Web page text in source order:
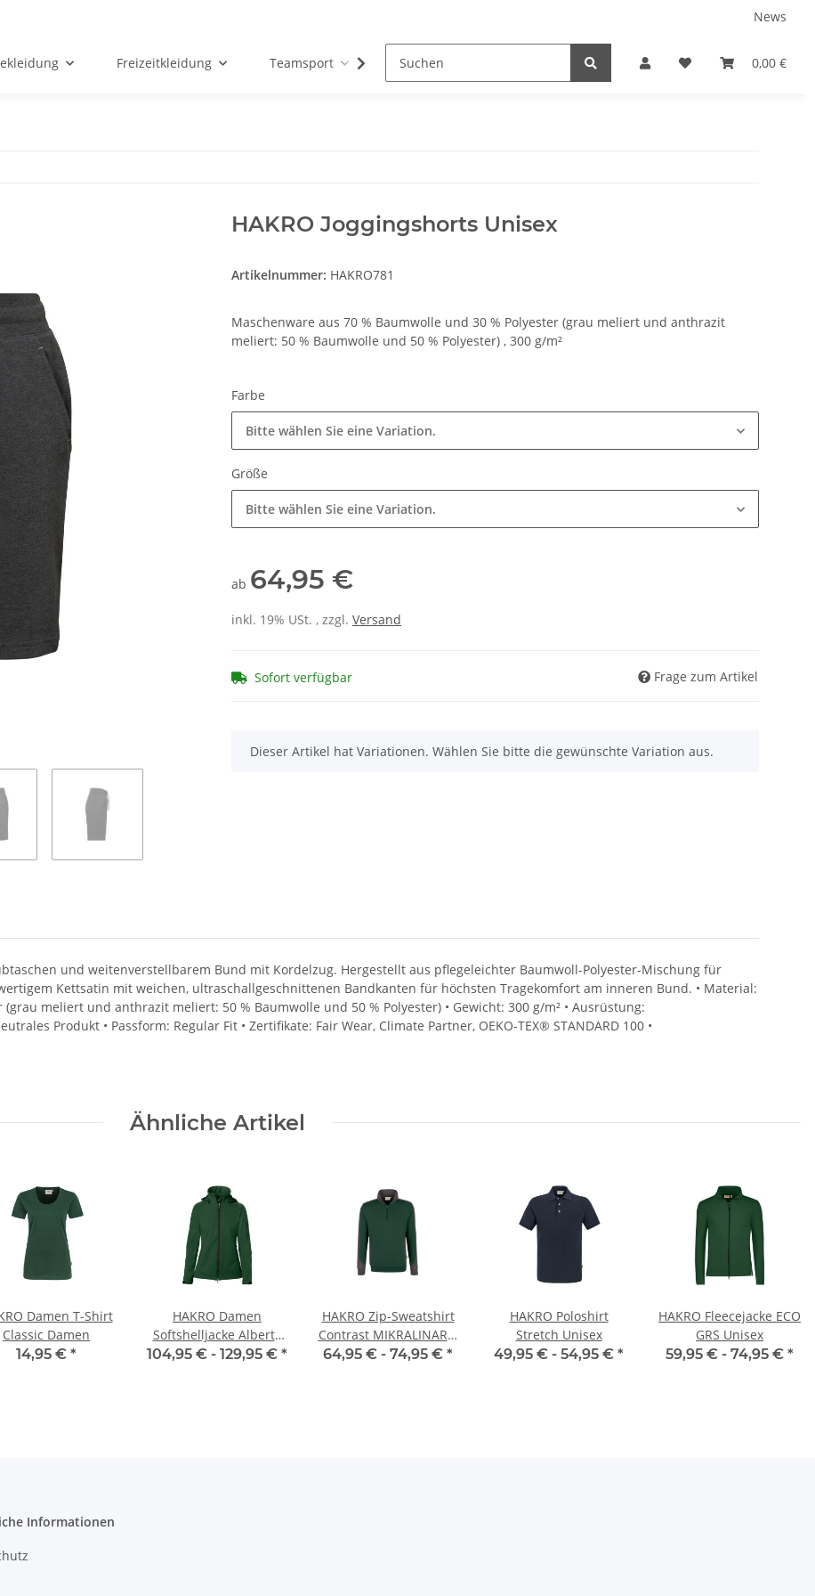
News
0,00 €
Freizeitkleidung Teamsport Partnershops
HAKRO Joggingshorts Unisex
Artikelnummer: HAKRO781
Maschenware aus 70 % Baumwolle und 30 % Polyester (grau meliert und anthrazit
meliert: 50 % Baumwolle und 50 % Polyester) , 300 g/m²
Farbe
Bitte wählen Sie eine Variation.
Größe
Bitte wählen Sie eine Variation.
ab 64,95 €
inkl. 19% USt. , zzgl. Versand
Sofort verfügbar Frage zum Artikel
x
Dieser Artikel hat Variationen. Wählen Sie bitte die gewünschte Variation aus.
und weitenverstellbarem Bund mit Kordelzug. Hergestellt aus pflegeleichter Baumwoll-Polyester-Mischung für
Kettsatin mit weichen, ultraschallgeschnittenen Bandkanten für höchsten Tragekomfort am inneren Bund. • Material:
meliert und anthrazit meliert: 50 % Baumwolle und 50 % Polyester) • Gewicht: 300 g/m² • Ausrüstung:
Produkt • Passform: Regular Fit • Zertifikate: Fair Wear, Climate Partner, OEKO-TEX® STANDARD 100 •
Ähnliche Artikel
Damen T-Shirt
Classic Damen
14,95 € *
HAKRO Damen
Softshelljacke Alberta
Damen
104,95 € - 129,95 € *
HAKRO Zip-Sweatshirt
Contrast MIKRALINAR®
Unisex
64,95 € - 74,95 € *
HAKRO Poloshirt
Stretch Unisex
49,95 € - 54,95 € *
HAKRO Fleecejacke ECO
GRS Unisex
59,95 € - 74,95 € *
Informationen